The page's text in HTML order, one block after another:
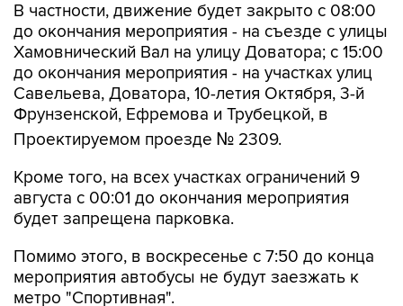
В частности, движение будет закрыто с 08:00
до окончания мероприятия - на съезде с улицы
Хамовнический Вал на улицу Доватора; с 15:00
до окончания мероприятия - на участках улиц
Савельева, Доватора, 10-летия Октября, 3-й
Фрунзенской, Ефремова и Трубецкой, в
Проектируемом проезде № 2309.
Кроме того, на всех участках ограничений 9
августа с 00:01 до окончания мероприятия
будет запрещена парковка.
Помимо этого, в воскресенье с 7:50 до конца
мероприятия автобусы не будут заезжать к
метро "Спортивная".